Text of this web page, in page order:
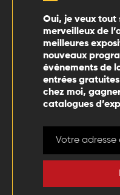
Oui, je veux tout
merveilleux de
meilleures
nouveaux
événements de
entrées
chez moi,
catalogues